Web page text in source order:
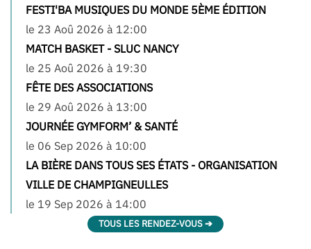
FESTI'BA MUSIQUES DU MONDE 5ÈME ÉDITION
le 23 Aoû 2026 à 12:00
MATCH BASKET - SLUC NANCY
le 25 Aoû 2026 à 19:30
FÊTE DES ASSOCIATIONS
le 29 Aoû 2026 à 13:00
JOURNÉE GYMFORM’ & SANTÉ
le 06 Sep 2026 à 10:00
LA BIÈRE DANS TOUS SES ÉTATS - ORGANISATION
VILLE DE CHAMPIGNEULLES
le 19 Sep 2026 à 14:00
TOUS LES RENDEZ-VOUS ➔